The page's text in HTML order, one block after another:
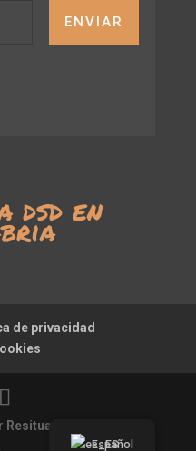
ENVIAR
dsd en
de privacidad
Resitua
Español